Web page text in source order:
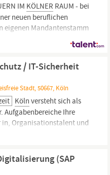
IM KÖLNER RAUM - bei
neuen beruflichen
eigenen Mandantenstamm
aus verschiedenen
kollegialen
Sie kennenzulernen!
/ IT-Sicherheit
Stadt, 50667, Köln
Köln versteht sich als
Aufgabenbereiche Ihre
in, Organisationstalent und
wir Ihnen ein
und Unterstützung des
Fragen zu Datenschutz,
KI-Einsatz (u. a.
(SAP